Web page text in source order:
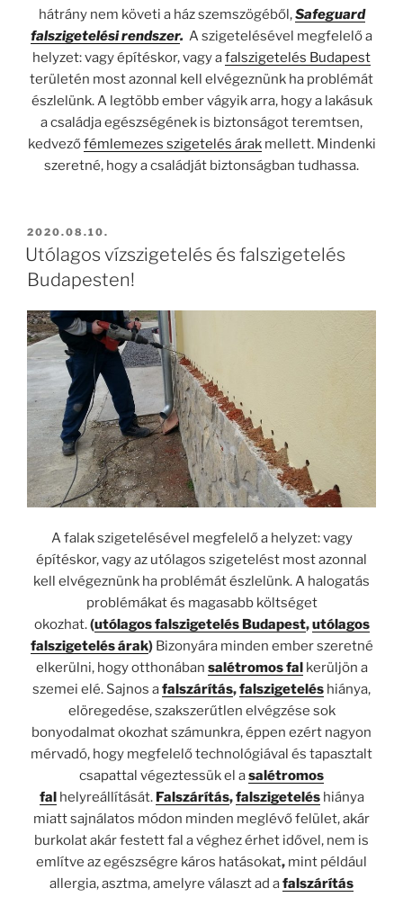
hátrány nem követi a ház szemszögéből,Safeguard
falszigetelési rendszer. A szigetelésével megfelelő a
helyzet: vagy építéskor, vagy afalszigetelés Budapest
területén most azonnal kell elvégeznünk ha problémát
észlelünk. A legtöbb ember vágyik arra, hogy a lakásuk
a családja egészségének is biztonságot teremtsen,
kedvezőfémlemezes szigetelés árakmellett. Mindenki
szeretné, hogy a családját biztonságban tudhassa.
BEKÜLDVE:
2020.08.10.
Utólagos vízszigetelés és falszigetelés
Budapesten!
A falak szigetelésével megfelelő a helyzet: vagy
építéskor, vagy az utólagos szigetelést most azonnal
kell elvégeznünk ha problémát észlelünk. A halogatás
problémákat és magasabb költséget
okozhat.(utólagos falszigetelés Budapest,utólagos
falszigetelés árak) Bizonyára minden ember szeretné
elkerülni, hogy otthonában salétromos falkerüljön a
szemei elé. Sajnos afalszárítás,falszigetelés hiánya,
elöregedése, szakszerűtlen elvégzése sok
bonyodalmat okozhat számunkra, éppen ezért nagyon
mérvadó, hogy megfelelő technológiával és tapasztalt
csapattal végeztessük el asalétromos
falhelyreállítását. Falszárítás,falszigeteléshiánya
miatt sajnálatos módon minden meglévő felület, akár
burkolat akár festett fal a véghez érhet idővel, nem is
említve az egészségre káros hatásokat, mint például
allergia, asztma, amelyre választ ad afalszárítás